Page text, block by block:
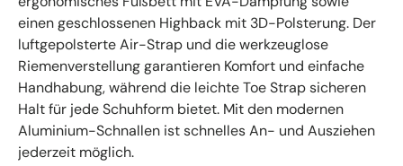
einen geschlossenen Highback mit 3D-Polsterung. Der
luftgepolsterte Air-Strap und die werkzeuglose
Riemenverstellung garantieren Komfort und einfache
Handhabung, während die leichte Toe Strap sicheren
Halt für jede Schuhform bietet. Mit den modernen
Aluminium-Schnallen ist schnelles An- und Ausziehen
jederzeit möglich.